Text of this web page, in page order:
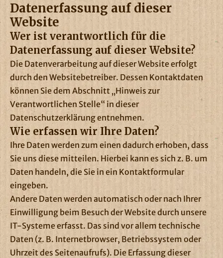
Datenerfassung auf dieser
Website
Wer ist verantwortlich für die
Datenerfassung auf dieser Website?
Die Datenverarbeitung auf dieser Website erfolgt
durch den Websitebetreiber. Dessen Kontaktdaten
können Sie dem Abschnitt „Hinweis zur
Verantwortlichen Stelle“ in dieser
Datenschutzerklärung entnehmen.
Wie erfassen wir Ihre Daten?
Ihre Daten werden zum einen dadurch erhoben, dass
Sie uns diese mitteilen. Hierbei kann es sich z. B. um
Daten handeln, die Sie in ein Kontaktformular
eingeben.
Andere Daten werden automatisch oder nach Ihrer
Einwilligung beim Besuch der Website durch unsere
IT-Systeme erfasst. Das sind vor allem technische
Daten (z. B. Internetbrowser, Betriebssystem oder
Uhrzeit des Seitenaufrufs). Die Erfassung dieser